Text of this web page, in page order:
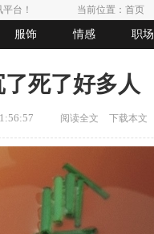
台！
服饰 情感 职场
当前位置：首页
死了好多人
阅读全文 下载本文